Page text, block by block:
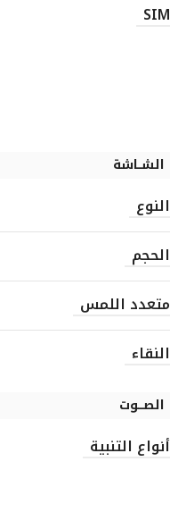
SIM
الشــاشة
النوع
الحجم
متعدد اللمس
النقاء
الصـــوت
أنواع التنبية